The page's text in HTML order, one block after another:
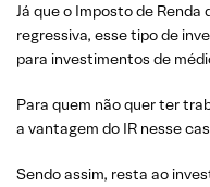
Já que o Imposto de Renda
regressiva, esse tipo de
para investimentos de
Para quem não quer ter
a vantagem do IR nesse
Sendo assim, resta ao